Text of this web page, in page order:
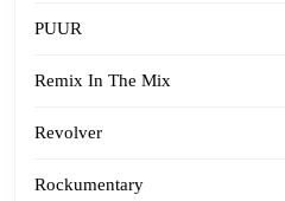
PUUR
Remix In The Mix
Revolver
Rockumentary